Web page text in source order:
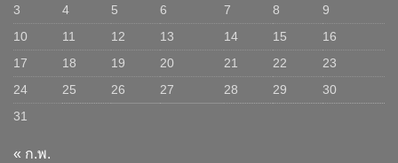
3
4 5 6 7 8
9
10
11 12 13 14 15
16
17
18 19 20 21 22
23
24
25 26 27 28 29
30
31
« ก.พ.